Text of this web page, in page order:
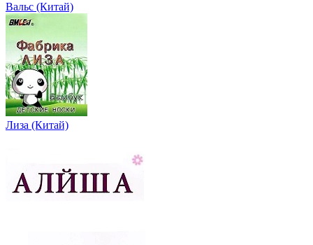
Вальс (Китай)
Лиза (Китай)